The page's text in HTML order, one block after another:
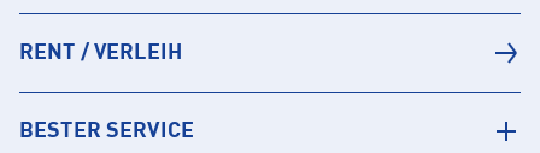
RENT / VERLEIH
BESTER SERVICE